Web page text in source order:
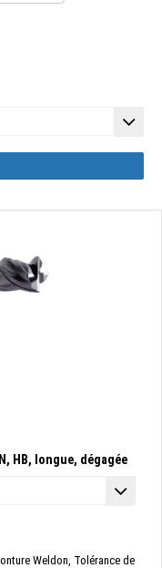
HB, longue, dégagée
Weldon, Tolérance de